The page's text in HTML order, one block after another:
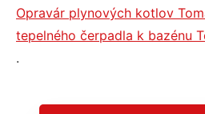
Opravár plynových kotlov
tepelného čerpadla k bazénu
.